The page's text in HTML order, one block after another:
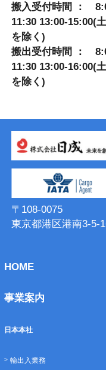
搬入受付時間 ：
11:30 13:00-15:00(
を除く)
搬出受付時間 ：
11:30 13:00-16:00(
を除く)
〒108-0075
東京都港区港南3-5-
HOME
事業案内
日本本社
輸出入業務